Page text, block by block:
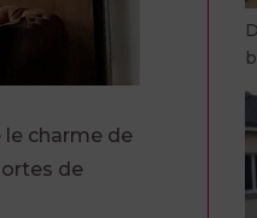
le charme de
de